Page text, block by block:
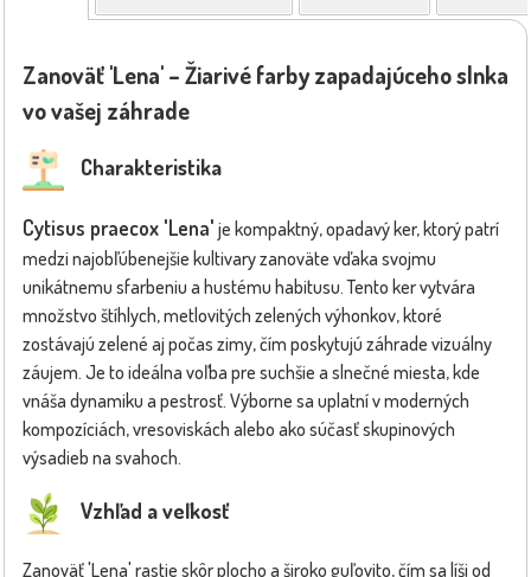
Zanoväť 'Lena' – Žiarivé farby zapadajúceho slnka
vo vašej záhrade
Charakteristika
Cytisus praecox 'Lena' je kompaktný, opadavý ker, ktorý patrí
medzi najobľúbenejšie kultivary zanoväte vďaka svojmu
unikátnemu sfarbeniu a hustému habitusu. Tento ker vytvára
množstvo štíhlych, metlovitých zelených výhonkov, ktoré
zostávajú zelené aj počas zimy, čím poskytujú záhrade vizuálny
záujem. Je to ideálna voľba pre suchšie a slnečné miesta, kde
vnáša dynamiku a pestrosť. Výborne sa uplatní v moderných
kompozíciách, vresoviskách alebo ako súčasť skupinových
výsadieb na svahoch.
Vzhľad a veľkosť
Zanoväť 'Lena' rastie skôr plocho a široko guľovito, čím sa líši od